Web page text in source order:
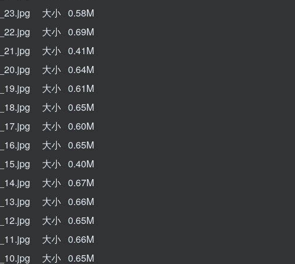
大小 0.58M
大小 0.69M
大小 0.41M
大小 0.64M
大小 0.61M
大小 0.65M
大小 0.60M
大小 0.65M
大小 0.40M
大小 0.67M
大小 0.66M
大小 0.65M
大小 0.66M
大小 0.65M